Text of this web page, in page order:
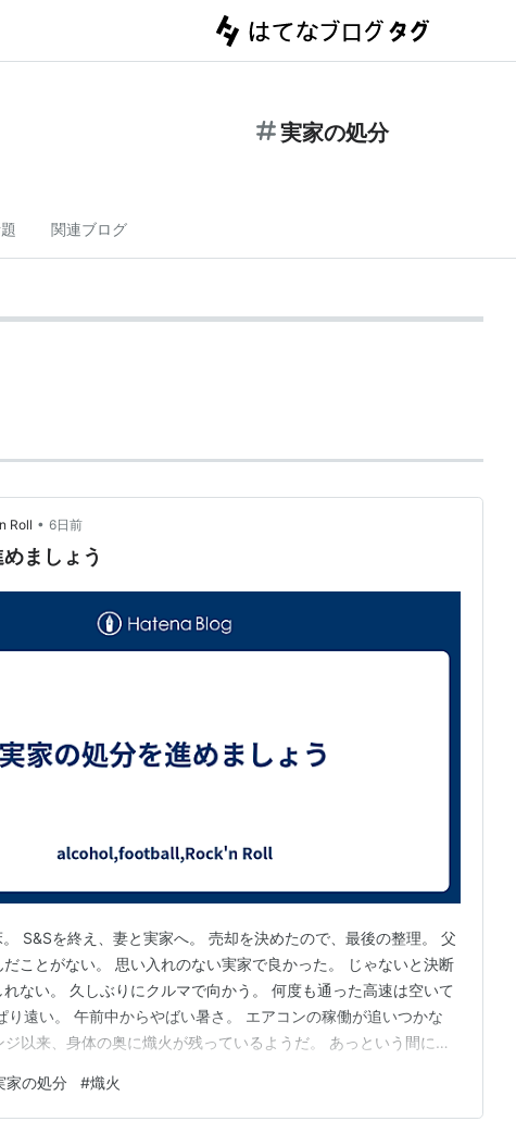
実家の処分
関連ブログ
Roll • 6日前
ましょう
S&Sを終え、妻と実家へ。 売却を決めたので、最後の整理。 父
ことがない。 思い入れのない実家で良かった。 じゃないと決断
ない。 久しぶりにクルマで向かう。 何度も通った高速は空いて
り遠い。 午前中からやばい暑さ。 エアコンの稼働が追いつかな
以来、身体の奥に熾火が残っているようだ。 あっという間に頭
ないだろう。 実家の荷物をトランクルームに押し込み、 ファミ
昼食。 ビー…
家の処分 #熾火